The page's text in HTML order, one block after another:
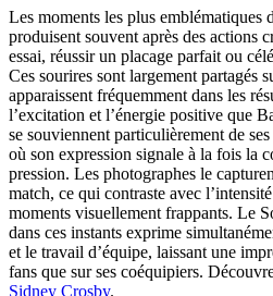
Les moments les plus emblématiques
produisent souvent après des actions
essai, réussir un placage parfait ou
Ces sourires sont largement partagés
apparaissent fréquemment dans les
l’excitation et l’énergie positive que
se souviennent particulièrement de
où son expression signale à la fois la
pression. Les photographes le
match, ce qui contraste avec
moments visuellement frappants. Le
dans ces instants exprime
et le travail d’équipe, laissant une
fans que sur ses coéquipiers.
Sidney Crosby.